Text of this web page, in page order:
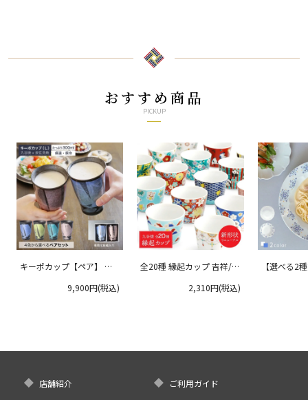
おすすめ商品
PICKUP
キーポカップ【ペア】 ラ
9,900円(税込)
全20種 縁起カップ 吉祥/青
2,310円(税込)
【選べる2
店舗紹介 ご利用ガイド